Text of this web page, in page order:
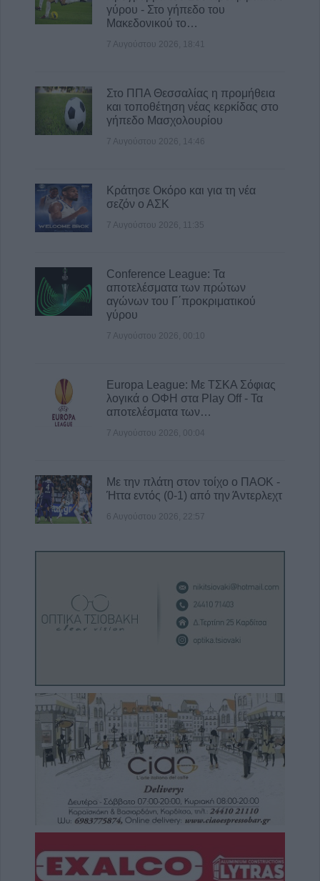
Βαΐας Κανέληγύρου - Στο γήπεδο του
Μακεδονικού το…
7 Αυγούστου 2026, 18:41
Στο ΠΠΑ Θεσσαλίας η προμήθεια
και τοποθέτηση νέας κερκίδας στο
γήπεδο Μασχολουρίου
7 Αυγούστου 2026, 14:46
Κράτησε Οκόρο και για τη νέα
σεζόν ο ΑΣΚ
7 Αυγούστου 2026, 11:35
Conference League: Τα
αποτελέσματα των πρώτων
αγώνων του Γ΄προκριματικού
γύρου
7 Αυγούστου 2026, 00:10
Europa League: Με ΤΣΚΑ Σόφιας
λογικά ο ΟΦΗ στα Play Off - Τα
αποτελέσματα των…
7 Αυγούστου 2026, 00:04
Με την πλάτη στον τοίχο ο ΠΑΟΚ -
Ήττα εντός (0-1) από την Άντερλεχτ
6 Αυγούστου 2026, 22:57